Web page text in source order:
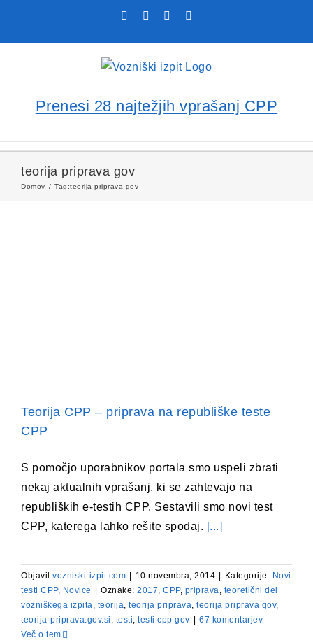
FacebookYouTube
Rss
Prenesi 28 najtežjih vprašanj CPP
teorija priprava gov
Domov Tag:teorija priprava gov
Teorija CPP – priprava na republiške teste
CPP
S pomočjo uporabnikov portala smo uspeli zbrati
nekaj aktualnih vprašanj, ki se zahtevajo na
republiških e-testih CPP. Sestavili smo novi test
CPP, katerega lahko rešite spodaj. [...]
Objavil vozniski-izpit.com | 10 novembra, 2014 | Kategorije: Novi
testi CPP, Novice | Oznake: 2017, CPP, priprava, teoretični del
vozniškega izpita, teorija, teorija priprava, teorija priprava gov,
teorija-priprava.gov.si , testi, testi cpp gov | 67 komentarjev
Več o tem